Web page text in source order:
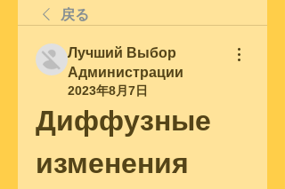
戻る
Лучший Выбор
Администрации
2023年8月7日
Диффузные
изменения